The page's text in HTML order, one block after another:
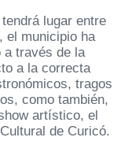
lugar entre
el municipio ha
a través de la
a la correcta
tragos
como también,
artístico, el
de Curicó.